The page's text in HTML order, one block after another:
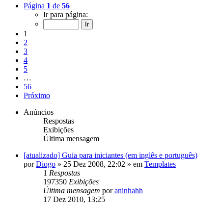
Página 1 de 56
Ir para página:
1
2
3
4
5
…
56
Próximo
Anúncios
Respostas
Exibições
Última mensagem
[atualizado] Guia para iniciantes (em inglês e português)
porDiogo » 25 Dez 2008, 22:02 » em Templates
1 Respostas
197350 Exibições
Última mensagem poraninhahh
17 Dez 2010, 13:25